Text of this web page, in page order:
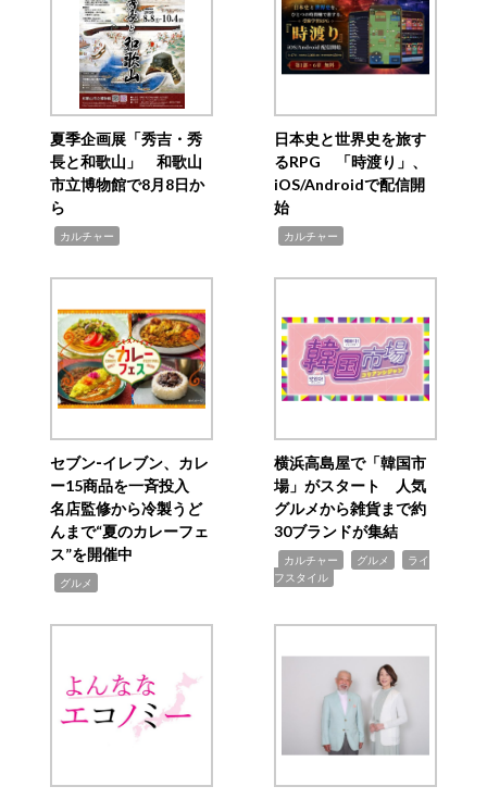
夏季企画展「秀吉・秀
長と和歌山」 和歌山
市立博物館で8月8日か
ら
カルチャー
日本史と世界史を旅す
るRPG 「時渡り」、
iOS/Androidで配信開
始
カルチャー
セブン‐イレブン、カレ
ー15商品を一斉投入
名店監修から冷製うど
んまで“夏のカレーフェ
ス”を開催中
グルメ
横浜高島屋で「韓国市
場」がスタート 人気
グルメから雑貨まで約
30ブランドが集結
カルチャー グルメ
ライ
フスタイル